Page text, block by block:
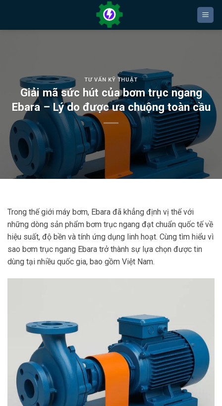
nội
TƯ VẤN KỸ THUẬT
Giải mã sức hút của bơm trục ngang
Ebara – Lý do được ưa chuộng toàn cầu
Trong thế giới máy bơm, Ebara đã khẳng định vị thế với
những dòng sản phẩm bơm trục ngang đạt chuẩn quốc tế về
hiệu suất, độ bền và tính ứng dụng linh hoạt. Cùng tìm hiểu vì
sao bơm trục ngang Ebara trở thành sự lựa chọn được tin
dùng tại nhiều quốc gia, bao gồm Việt Nam.